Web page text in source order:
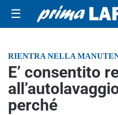
☰
RIENTRA NELLA
E’ consentito
perché